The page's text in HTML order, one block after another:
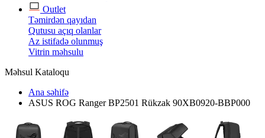
Outlet
Təmirdən qayıdan
Qutusu açıq olanlar
Az istifadə olunmuş
Vitrin məhsulu
Məhsul Kataloqu
Ana səhifə
ASUS ROG Ranger BP2501 Rükzak 90XB0920-BBP000